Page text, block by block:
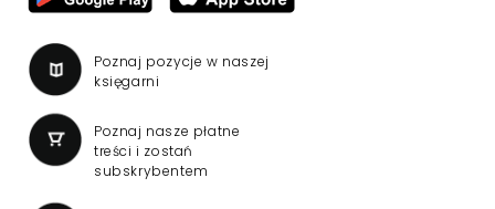
Poznaj pozycje w naszej
księgarni
Poznaj nasze płatne
treści i zostań
subskrybentem